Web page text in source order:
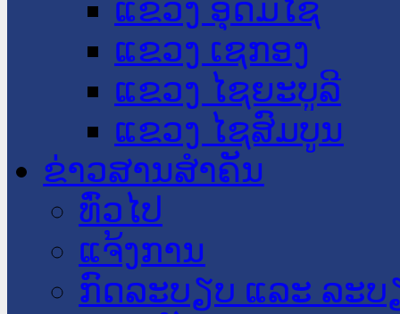
ແຂວງ ອຸດົມໄຊ
ແຂວງ ເຊກອງ
ແຂວງ ໄຊຍະບູລີ
ແຂວງ ໄຊສົມບູນ
ຂ່າວສານສໍາຄັນ
​ທົ່ວ​ໄປ
ແຈ້ງການ
ກົດລະບຽບ ແລະ ລະບ